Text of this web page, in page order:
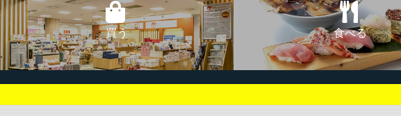
買う 食べる